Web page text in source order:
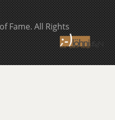
Fame. All Rights